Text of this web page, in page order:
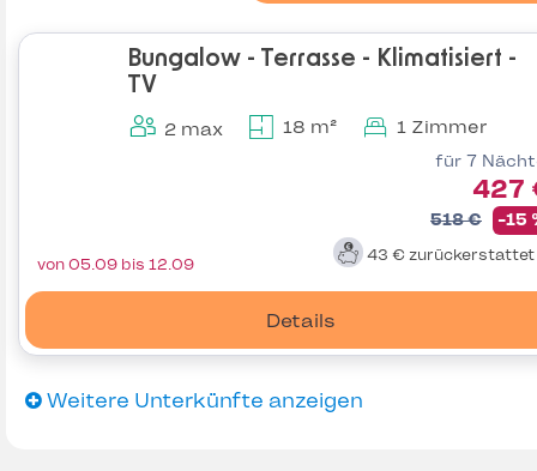
Bungalow - Terrasse - Klimatisiert -
TV
2 max 18 m² 1 Zimmer
für 7
427
518 € -15
43 € zurückerstattet
Details
von 05.09 bis 12.09
Weitere Unterkünfte anzeigen